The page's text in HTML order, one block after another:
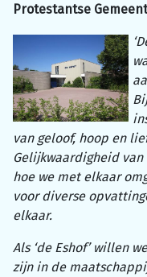
Protestantse
van geloof, hoop en
Gelijkwaardigheid
hoe we met elkaar
voor diverse
elkaar.
Als ‘de Eshof’ willen
zijn in de